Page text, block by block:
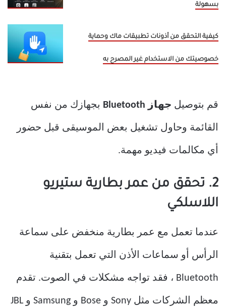
بسهولة
كيفية التحقق من أذونات تطبيقات ماك وحماية
خصوصيتك من الاستخدام غير المصرح به
قم بتوصيل جهاز Bluetooth بجهازك من نفس
القائمة وحاول تشغيل بعض الموسيقى قبل حضور
أي مكالمات فيديو مهمة.
2. تحقق من عمر بطارية ستيريو
اللاسلكي
عندما تعمل مع عمر بطارية منخفض على سماعة
الرأس أو سماعات الأذن التي تعمل بتقنية
Bluetooth ، فقد تواجه مشكلات في الصوت. تقدم
معظم الشركات مثل Sony و Bose و Samsung و JBL